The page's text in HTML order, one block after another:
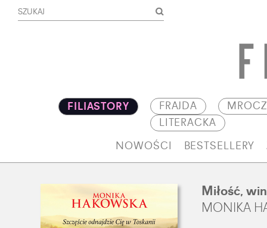
FILIASTORY FRAJDA
LITERACKA
NOWOŚCI BESTSELLERY
Miłość,
MONIKA